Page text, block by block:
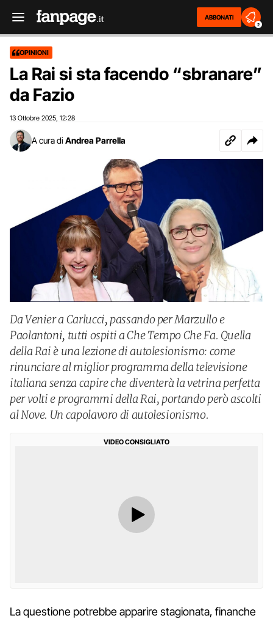
ABBONATI
2
OPINIONI
La Rai si sta facendo “sbranare”
da Fazio
13 Ottobre 2025 12:28
A cura di Andrea Parrella
Da Venier a Carlucci, passando per Marzullo e
Paolantoni, tutti ospiti a Che Tempo Che Fa. Quella
della Rai è una lezione di autolesionismo: come
rinunciare al miglior programma della televisione
italiana senza capire che diventerà la vetrina perfetta
per volti e programmi della Rai, portando però ascolti
al Nove. Un capolavoro di autolesionismo.
VIDEO CONSIGLIATO
La questione potrebbe apparire stagionata, finanche